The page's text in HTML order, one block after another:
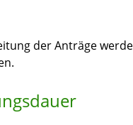
der Anträge